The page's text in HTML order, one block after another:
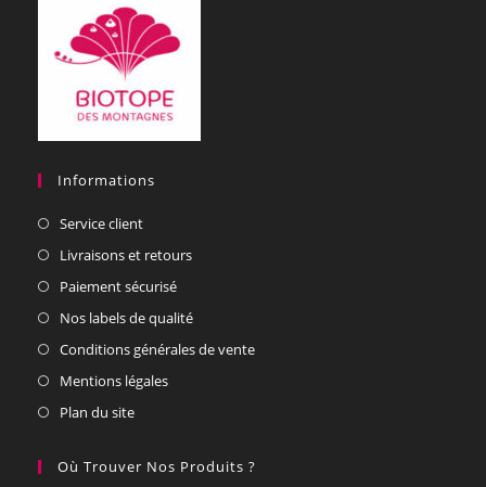
Informations
Service client
Livraisons et retours
Paiement sécurisé
Nos labels de qualité
Conditions générales de vente
Mentions légales
Plan du site
Où Trouver Nos Produits ?